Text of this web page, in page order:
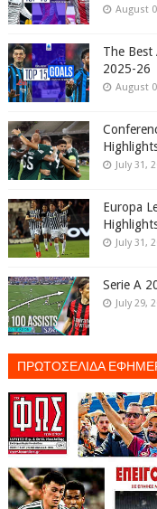
August
The Best
2025-26
August
July 31,
Europa
July 31,
Serie A
July 29,
ΠΡΩΤΟΣΕΛΙΔΑ